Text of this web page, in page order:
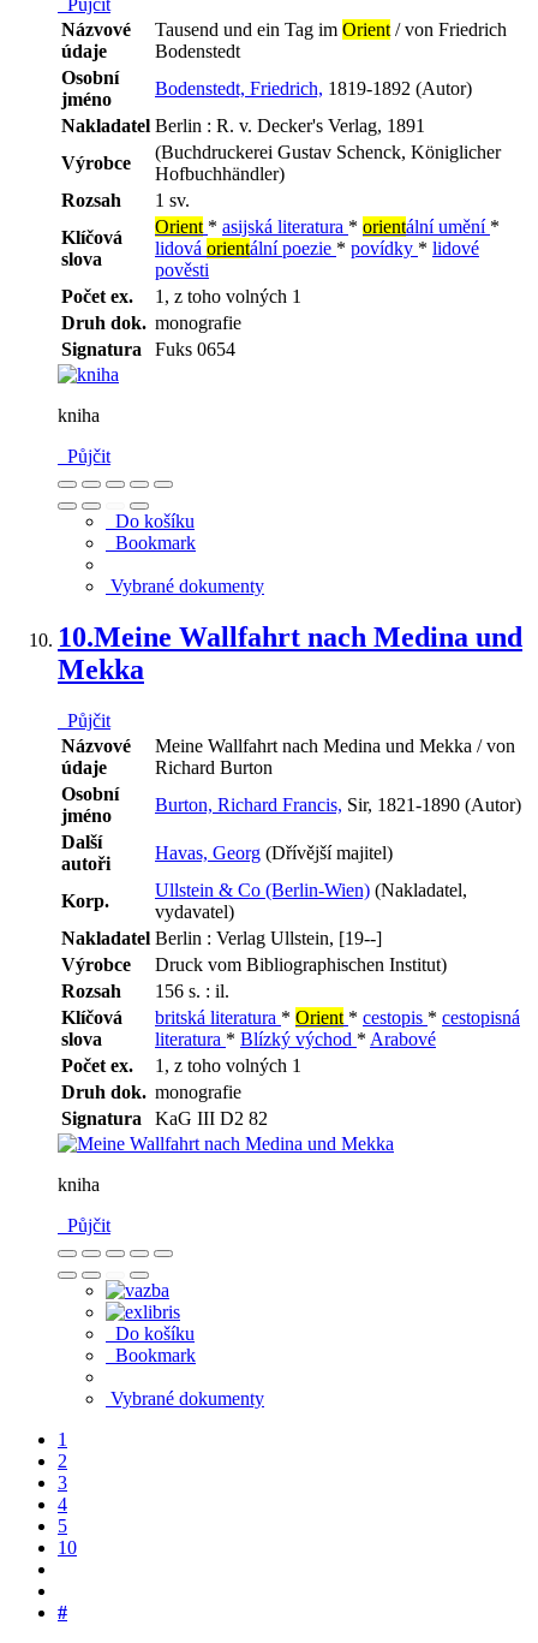
Půjčit
Názvové
údaje
Tausend und ein Tag im Orient / von Friedrich
Bodenstedt
Osobní
jméno
Bodenstedt, Friedrich, 1819-1892 (Autor)
Nakladatel Berlin : R. v. Decker's Verlag, 1891
Výrobce
(Buchdruckerei Gustav Schenck, Königlicher
Hofbuchhändler)
Rozsah
1 sv.
Klíčová
slova
Orient * asijská literatura * orientální umění *
lidová orientální poezie * povídky * lidové
pověsti
Počet ex.
1, z toho volných 1
Druh dok. monografie
Signatura
Fuks 0654
kniha
Půjčit
Do košíku
Bookmark
Vybrané dokumenty
10.Meine Wallfahrt nach Medina und
Mekka
Půjčit
Názvové
údaje
Meine Wallfahrt nach Medina und Mekka / von
Richard Burton
Osobní
jméno
Burton, Richard Francis, Sir, 1821-1890 (Autor)
Další
autoři
Havas, Georg (Dřívější majitel)
Korp.
Ullstein & Co (Berlin-Wien) (Nakladatel,
vydavatel)
Nakladatel Berlin : Verlag Ullstein, [19--]
Výrobce
Druck vom Bibliographischen Institut)
Rozsah
156 s. : il.
Klíčová
slova
britská literatura * Orient * cestopis * cestopisná
literatura * Blízký východ * Arabové
Počet ex.
1, z toho volných 1
Druh dok. monografie
Signatura
KaG III D2 82
kniha
Půjčit
Do košíku
Bookmark
Vybrané dokumenty
1
2
3
4
5
10
#